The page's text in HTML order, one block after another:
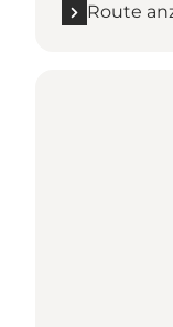
Route